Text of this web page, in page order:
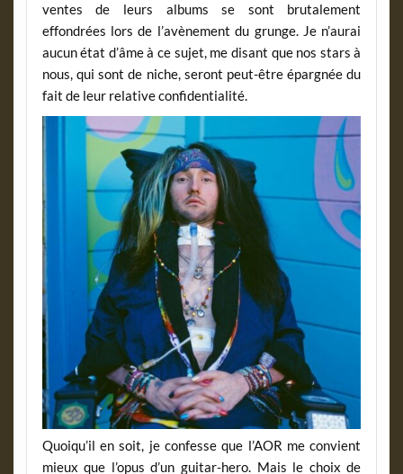
ventes de leurs albums se sont brutalement
effondrées lors de l’avènement du grunge. Je n’aurai
aucun état d’âme à ce sujet, me disant que nos stars à
nous, qui sont de niche, seront peut-être épargnée du
fait de leur relative confidentialité.
Quoiqu’il en soit, je confesse que l’AOR me convient
mieux que l’opus d’un guitar-hero. Mais le choix de